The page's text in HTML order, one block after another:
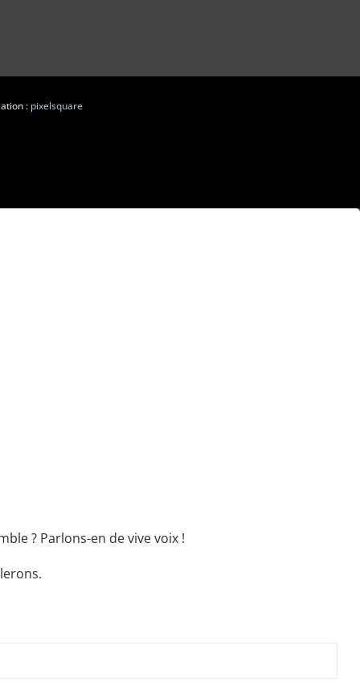
: pixelsquare
? Parlons-en de vive voix !